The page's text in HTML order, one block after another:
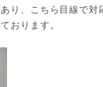
り、こちら目線で対
おります。